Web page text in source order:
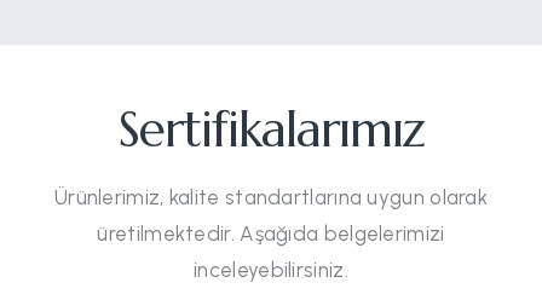
Sertifikalarımız
Ürünlerimiz, kalite standartlarına uygun olarak
üretilmektedir. Aşağıda belgelerimizi
inceleyebilirsiniz.